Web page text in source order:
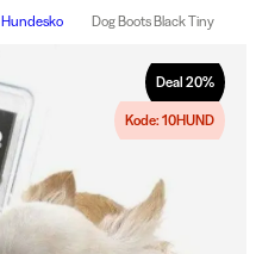
Hundesko Dog Boots Black Tiny
Deal 20%
Kode: 10HUND